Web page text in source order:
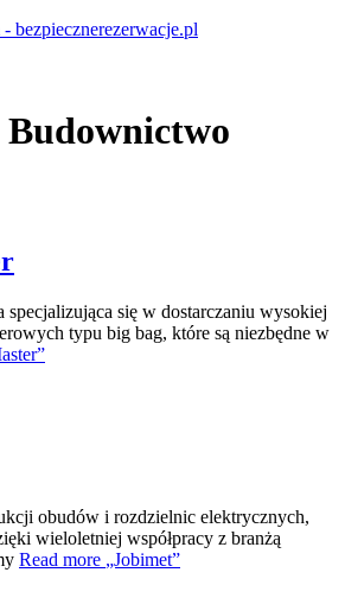
bezpiecznerezerwacje.pl
Budownictwo
się w dostarczaniu wysokiej
typu big bag, które są niezbędne w
obudów i rozdzielnic elektrycznych,
wieloletniej współpracy z branżą
Read more „Jobimet”